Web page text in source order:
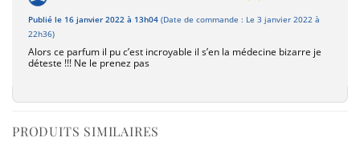
Publié le 16 janvier 2022 à 13h04 (Date de commande : Le 3 janvier 2022 à
22h36)
Alors ce parfum il pu c’est incroyable il s’en la médecine bizarre je
déteste !!! Ne le prenez pas
PRODUITS SIMILAIRES